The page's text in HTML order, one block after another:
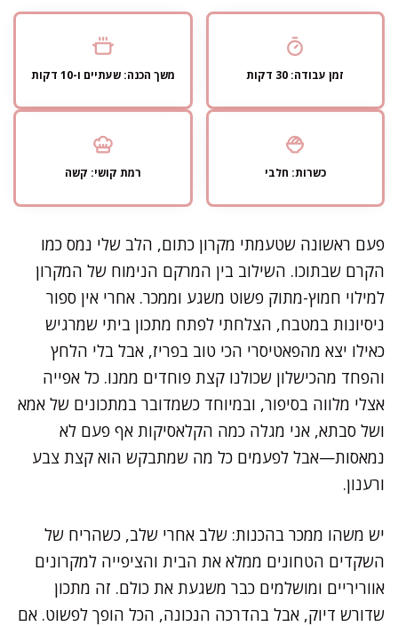
זמן עבודה: 30 דקות משך הכנה: שעתיים ו-10 דקות
כשרות: חלבי רמת קושי: קשה
פעם ראשונה שטעמתי מקרון כתום, הלב שלי נמס כמו
הקרם שבתוכו. השילוב בין המרקם הנימוח של המקרון
למילוי חמוץ-מתוק פשוט משגע וממכר. אחרי אין ספור
ניסיונות במטבח, הצלחתי לפתח מתכון ביתי שמרגיש
כאילו יצא מהפאטיסרי הכי טוב בפריז, אבל בלי הלחץ
והפחד מהכישלון שכולנו קצת פוחדים ממנו. כל אפייה
אצלי מלווה בסיפור, ובמיוחד כשמדובר במתכונים של אמא
ושל סבתא, אני מגלה כמה הקלאסיקות אף פעם לא
נמאסות—אבל לפעמים כל מה שמתבקש הוא קצת צבע
ורענון.
יש משהו ממכר בהכנות: שלב אחרי שלב, כשהריח של
השקדים הטחונים ממלא את הבית והציפייה למקרונים
אווריריים ומושלמים כבר משגעת את כולם. זה מתכון
שדורש דיוק, אבל בהדרכה הנכונה, הכל הופך לפשוט. אם